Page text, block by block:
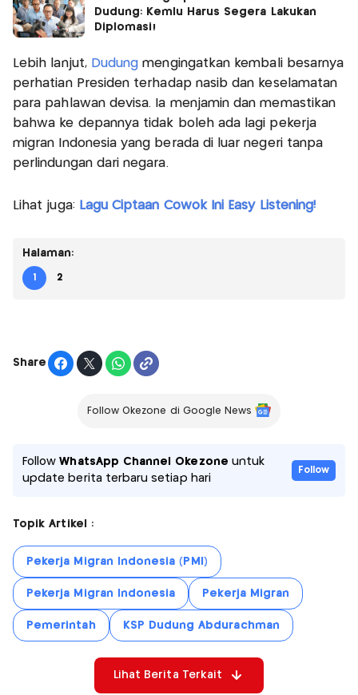
Dudung: Kemlu Harus Segera Lakukan
Diplomasi!
Lebih lanjut, Dudungmengingatkan kembali besarnya
perhatian Presiden terhadap nasib dan keselamatan
para pahlawan devisa. Ia menjamin dan memastikan
bahwa ke depannya tidak boleh ada lagi pekerja
migran Indonesia yang berada di luar negeri tanpa
perlindungan dari negara.
Lihat juga: Lagu Ciptaan Cowok Ini Easy Listening!
Halaman:
1 2
Share
Follow Okezone di Google News
FollowWhatsApp Channel Okezone untuk
update berita terbaru setiap hari
Follow
Topik Artikel :
Pekerja Migran Indonesia (PMI)
Pekerja Migran Indonesia Pekerja Migran
Pemerintah KSP Dudung Abdurachman
Lihat Berita Terkait